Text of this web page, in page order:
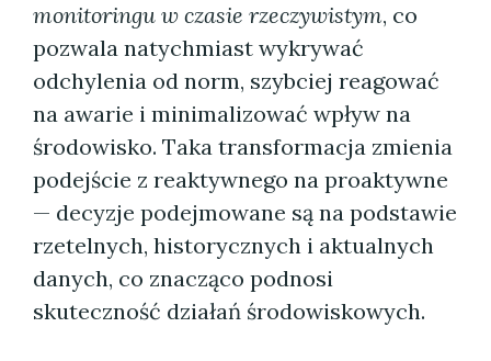
monitoringu w czasie rzeczywistym, co
pozwala natychmiast wykrywać
odchylenia od norm, szybciej reagować
na awarie i minimalizować wpływ na
środowisko. Taka transformacja zmienia
podejście z reaktywnego na proaktywne
— decyzje podejmowane są na podstawie
rzetelnych, historycznych i aktualnych
danych, co znacząco podnosi
skuteczność działań środowiskowych.